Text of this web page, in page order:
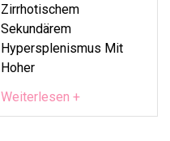
Zirrhotischem
Sekundärem
Hypersplenismus Mit
Hoher
Weiterlesen +